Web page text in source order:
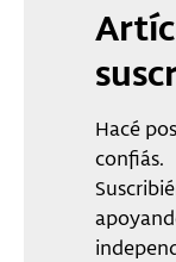
Hacé
confiás.